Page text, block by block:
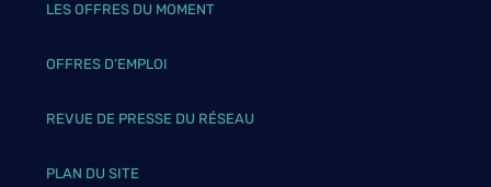
LES OFFRES DU MOMENT
OFFRES D’EMPLOI
REVUE DE PRESSE DU RÉSEAU
PLAN DU SITE